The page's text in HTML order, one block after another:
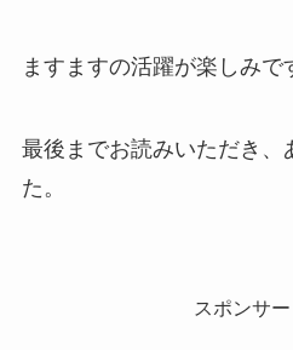
ますますの活躍が楽しみで
最後までお読みいただき、
た。
スポンサ